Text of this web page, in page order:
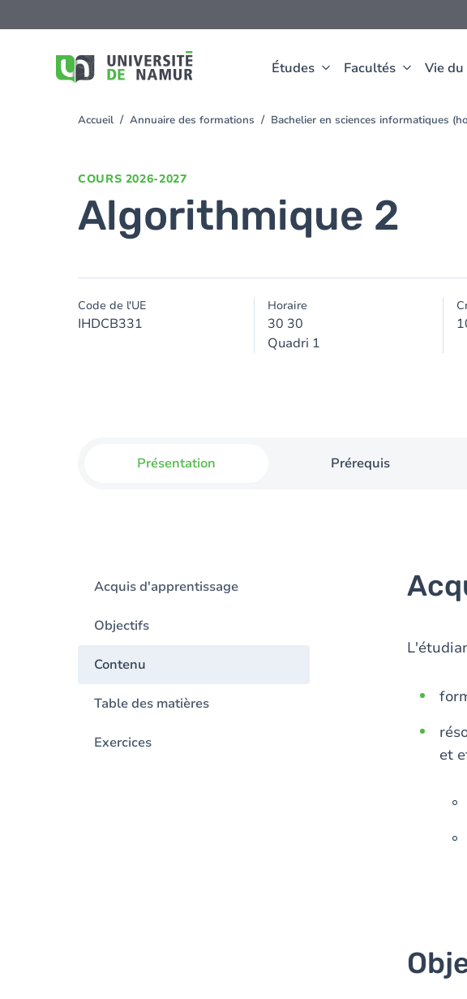
Études Facultés Vie
au
You
Accueil Annuaire des formations Bachelier en sciences informatiques
COURS 2026-2027
Algorithmique 2
Code de l'UE
IHDCB331
Horaire
30 30
Quadri 1
Présentation Prérequis
Acquis d'apprentissage
Objectifs
Contenu
Table des matières
Exercices
et